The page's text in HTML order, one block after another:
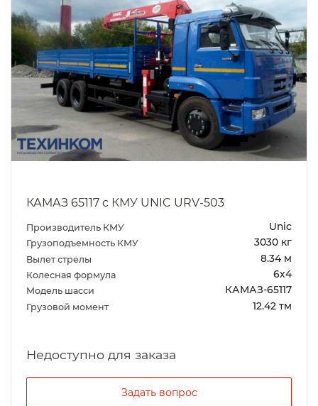
КАМАЗ 65117 с КМУ UNIC URV-503
Производитель КМУ Unic
Грузоподъемность КМУ 3030 кг
Вылет стрелы 8.34 м
Колесная формула 6х4
Модель шасси КАМАЗ-65117
Грузовой момент 12.42 тм
Задать вопрос